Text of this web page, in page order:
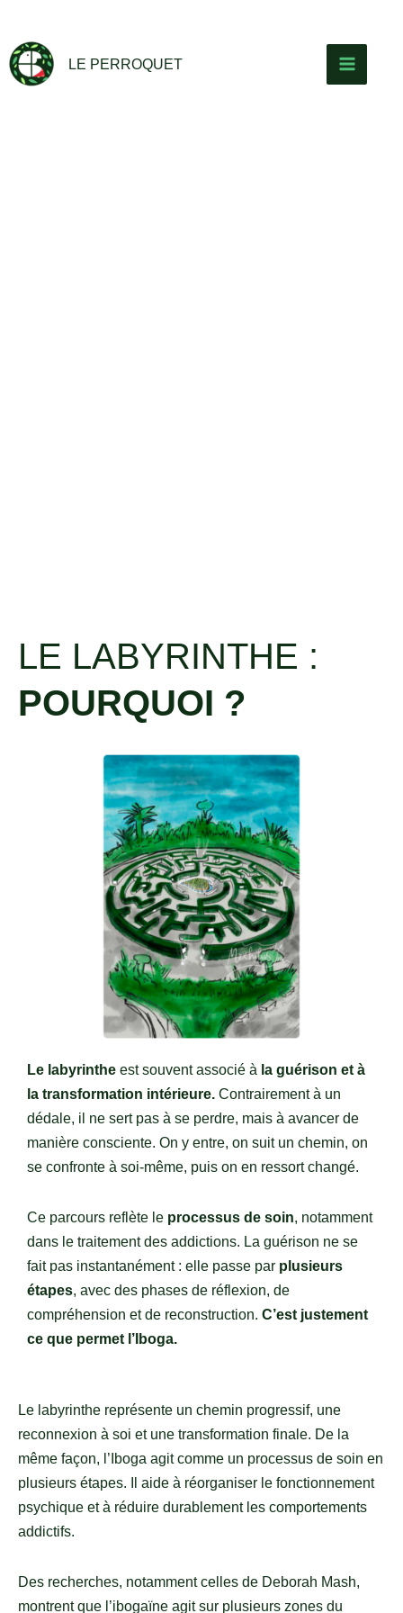
contenu
LE PERROQUET
LE LABYRINTHE :
POURQUOI ?
Le labyrinthe est souvent associé à la guérison et à
la transformation intérieure. Contrairement à un
dédale, il ne sert pas à se perdre, mais à avancer de
manière consciente. On y entre, on suit un chemin, on
se confronte à soi-même, puis on en ressort changé.
Ce parcours reflète le processus de soin, notamment
dans le traitement des addictions. La guérison ne se
fait pas instantanément : elle passe par plusieurs
étapes, avec des phases de réflexion, de
compréhension et de reconstruction. C’est justement
ce que permet l’Iboga.
Le labyrinthe représente un chemin progressif, une
reconnexion à soi et une transformation finale. De la
même façon, l’Iboga agit comme un processus de soin en
plusieurs étapes. Il aide à réorganiser le fonctionnement
psychique et à réduire durablement les comportements
addictifs.
Des recherches, notamment celles de Deborah Mash,
montrent que l’ibogaïne agit sur plusieurs zones du